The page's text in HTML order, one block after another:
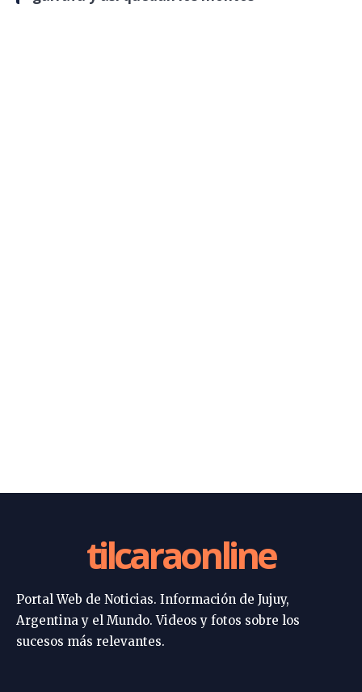
tilcaraonline
Portal Web de Noticias. Información de Jujuy,
Argentina y el Mundo. Videos y fotos sobre los
sucesos más relevantes.